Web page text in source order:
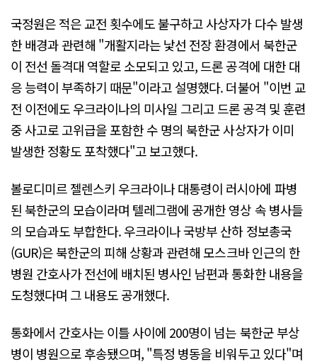
국정원은 적은 교전 횟수에도 불구하고 사상자가 다수 발생
한 배경과 관련해 "개활지라는 낯선 전장 환경에서 북한군
이 전선 돌격대 역할로 소모되고 있고, 드론 공격에 대한 대
응 능력이 부족하기 때문"이라고 설명했다. 더불어 "이번 교
전 이전에도 우크라이나의 미사일 그리고 드론 공격 및 훈련
중 사고로 고위급을 포함한 수 명의 북한군 사상자가 이미
발생한 정황도 포착했다"고 보고했다.
볼로디미르 젤렌스키 우크라이나 대통령이 러시아에 파병
된 북한군의 모습이라며 텔레그램에 공개한 영상 속 병사들
의 모습과도 부합한다. 우크라이나 국방부 산하 정보총국
(GUR)은 북한군의 피해 상황과 관련해 모스크바 인근의 한
병원 간호사가 전선에 배치된 병사인 남편과 통화한 내용을
도청했다며 그 내용도 공개했다.
통화에서 간호사는 이틀 사이에 200명이 넘는 북한군 부상
병이 병원으로 후송됐으며, "특정 병동을 비워두고 있다"며